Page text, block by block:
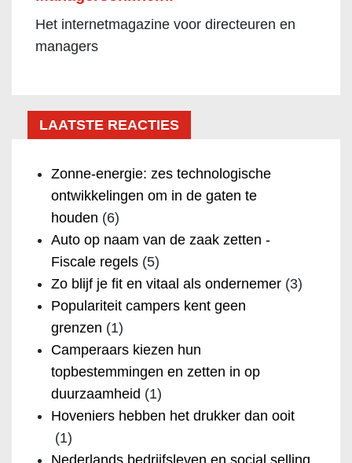
Het internetmagazine voor directeuren en
managers
LAATSTE REACTIES
Zonne-energie: zes technologische
ontwikkelingen om in de gaten te
houden (6)
Auto op naam van de zaak zetten -
Fiscale regels (5)
Zo blijf je fit en vitaal als ondernemer (3)
Populariteit campers kent geen
grenzen (1)
Camperaars kiezen hun
topbestemmingen en zetten in op
duurzaamheid (1)
Hoveniers hebben het drukker dan ooit
(1)
Nederlands bedrijfsleven en social selling